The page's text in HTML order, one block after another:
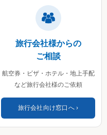
旅行会社様からの
ご相談
航空券・ビザ・ホテル・地上手配
など旅行会社様のご依頼
旅行会社向け窓口へ